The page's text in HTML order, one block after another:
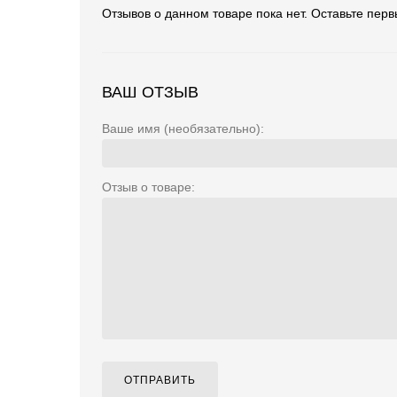
Отзывов о данном товаре пока нет. Оставьте
ВАШ ОТЗЫВ
Ваше имя (необязательно):
Отзыв о товаре:
ОТПРАВИТЬ